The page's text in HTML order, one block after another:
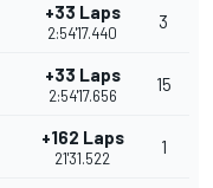
+33 Laps
2:54'17.440
3
+33 Laps
2:54'17.656
15
+162 Laps
21'31.522
1